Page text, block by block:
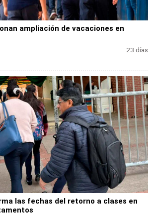
ampliación de vacaciones en
23 días
las fechas del retorno a clases en